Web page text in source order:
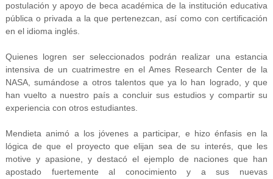
postulación y apoyo de beca académica de la institución educativa
pública o privada a la que pertenezcan, así como con certificación
en el idioma inglés.
Quienes logren ser seleccionados podrán realizar una estancia
intensiva de un cuatrimestre en el Ames Research Center de la
NASA, sumándose a otros talentos que ya lo han logrado, y que
han vuelto a nuestro país a concluir sus estudios y compartir su
experiencia con otros estudiantes.
Mendieta animó a los jóvenes a participar, e hizo énfasis en la
lógica de que el proyecto que elijan sea de su interés, que les
motive y apasione, y destacó el ejemplo de naciones que han
apostado fuertemente al conocimiento y a sus nuevas